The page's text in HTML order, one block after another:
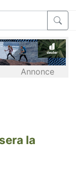
Annonce
la